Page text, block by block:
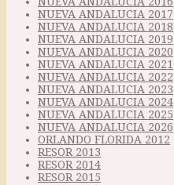
NUEVA ANDALUCIA 2017
NUEVA ANDALUCIA 2018
NUEVA ANDALUCIA 2019
NUEVA ANDALUCIA 2020
NUEVA ANDALUCIA 2021
NUEVA ANDALUCIA 2022
NUEVA ANDALUCIA 2023
NUEVA ANDALUCIA 2024
NUEVA ANDALUCIA 2025
NUEVA ANDALUCIA 2026
ORLANDO FLORIDA 2012
RESOR 2013
RESOR 2014
RESOR 2015